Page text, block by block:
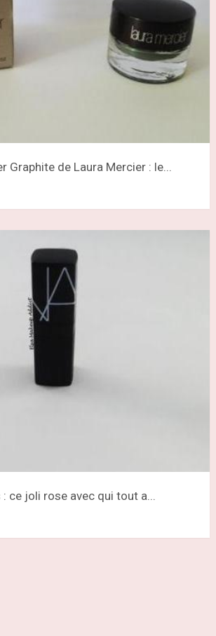
Graphite de Laura Mercier : le...
: ce joli rose avec qui tout a...